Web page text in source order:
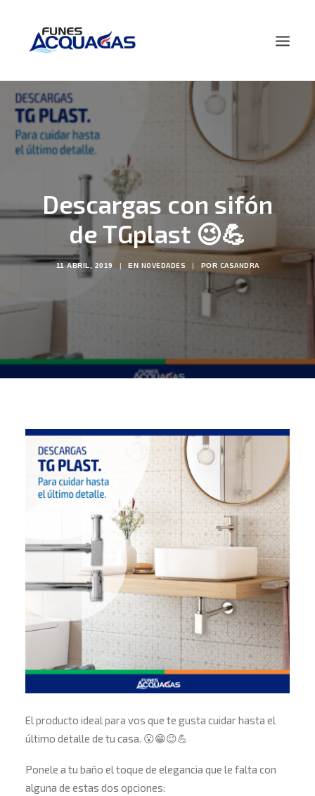
HOME
NOSOTROS
PRODUCTOS
NOVEDADES
CONTACTO
BUSCAR
Descargas con sifón
de TGplast 😉💪
11 ABRIL, 2019 | EN NOVEDADES | POR CASANDRA
El producto ideal para vos que te gusta cuidar hasta el
último detalle de tu casa. 😮😁😉💪
Ponele a tu baño el toque de elegancia que le falta con
alguna de estas dos opciones: